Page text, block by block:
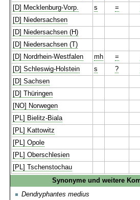
[D] Mecklenburg-Vorp.
s =
[D] Niedersachsen
[D] Niedersachsen (H)
[D] Niedersachsen (T)
[D] Nordrhein-Westfalen
mh =
[D] Schleswig-Holstein
s ?
[D] Sachsen
[D] Thüringen
[NO] Norwegen
[PL] Bielitz-Biala
[PL] Kattowitz
[PL] Opole
[PL] Oberschlesien
[PL] Tschenstochau
Synonyme und weitere
Dendryphantes medius